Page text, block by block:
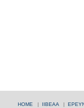
HOME | ΙΙΒΕΑΑ |